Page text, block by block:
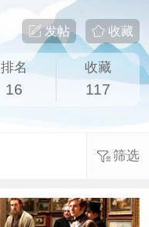
收藏
发帖
排名
16
收藏
117
筛选